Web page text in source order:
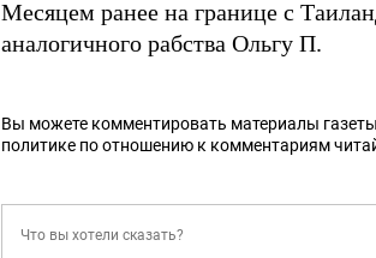
Месяцем ранее на границе с
аналогичного рабства Ольгу П.
Вы можете комментировать материалы
политике по отношению к комментариям